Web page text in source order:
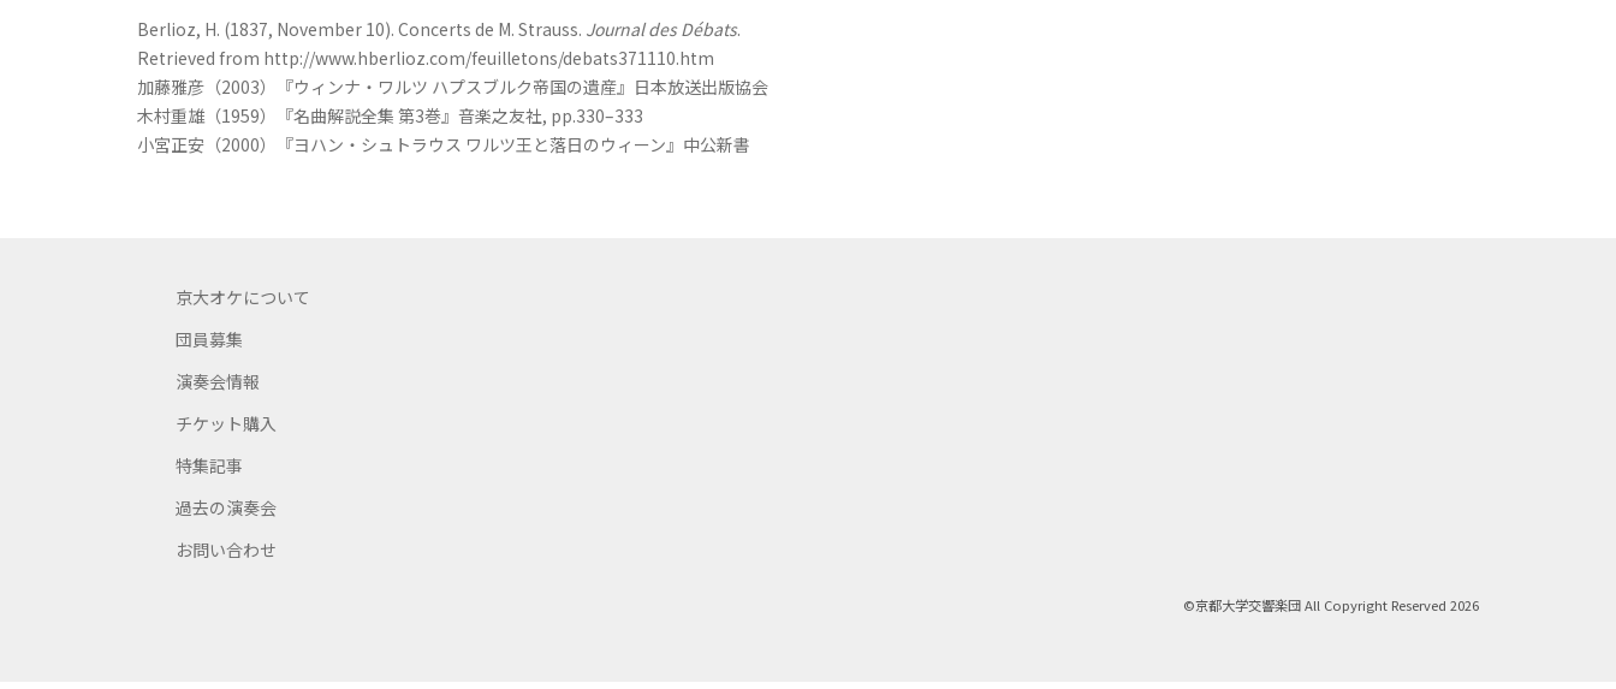
Berlioz, H. (1837, November 10). Concerts de M. Strauss. Journal des Débats.
Retrieved from http://www.hberlioz.com/feuilletons/debats371110.htm
加藤雅彦（2003）『ウィンナ・ワルツ ハプスブルク帝国の遺産』日本放送出版協会
木村重雄（1959）『名曲解説全集 第3巻』音楽之友社, pp.330–333
小宮正安（2000）『ヨハン・シュトラウス ワルツ王と落日のウィーン』中公新書
京大オケについて
団員募集
演奏会情報
チケット購入
特集記事
過去の演奏会
お問い合わせ
©京都大学交響楽団 All Copyright Reserved 2026